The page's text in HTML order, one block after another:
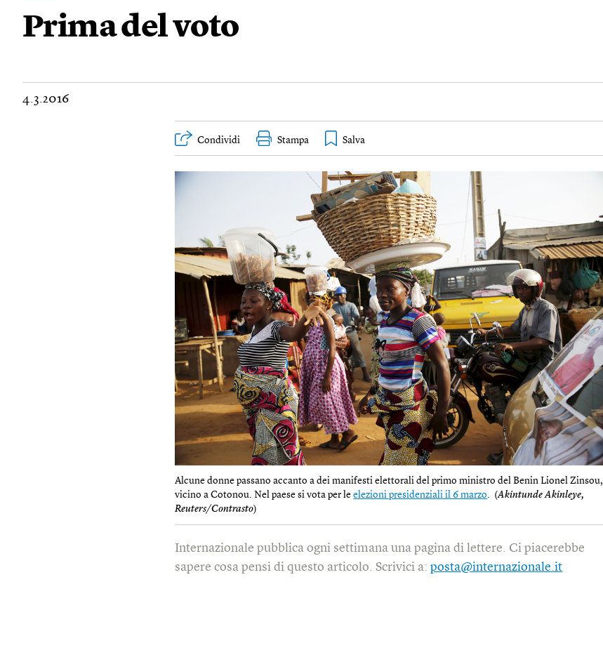
Prima del voto
4.3.2016
Condividi Stampa
Alcune donne passano accanto a dei manifesti elettorali del primo ministro del Benin Lionel Zinsou,
vicino a Cotonou. Nel paese si vota per leelezioni presidenziali il 6 marzo. (Akintunde Akinleye,
Reuters/Contrasto)
Internazionale pubblica ogni settimana una pagina di lettere. Ci piacerebbe
sapere cosa pensi di questo articolo. Scrivici a:posta@internazionale.it